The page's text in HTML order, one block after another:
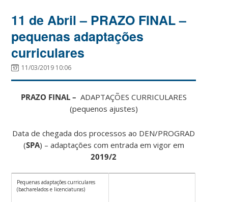
11 de Abril – PRAZO FINAL –
pequenas adaptações
curriculares
11/03/2019 10:06
PRAZO FINAL – ADAPTAÇÕES CURRICULARES
(pequenos ajustes)
Data de chegada dos processos ao DEN/PROGRAD
(SPA) – adaptações com entrada em vigor em
2019/2
Pequenas adaptações curriculares
(bacharelados e licenciaturas)